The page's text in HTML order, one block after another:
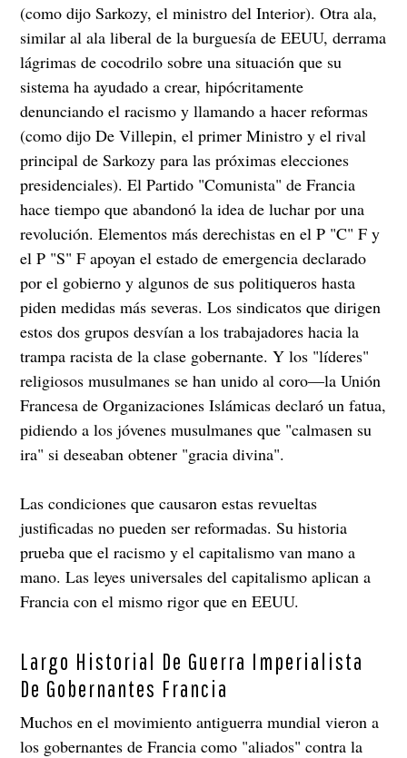
(como dijo Sarkozy, el ministro del Interior). Otra ala,
similar al ala liberal de la burguesía de EEUU, derrama
lágrimas de cocodrilo sobre una situación que su
sistema ha ayudado a crear, hipócritamente
denunciando el racismo y llamando a hacer reformas
(como dijo De Villepin, el primer Ministro y el rival
principal de Sarkozy para las próximas elecciones
presidenciales). El Partido "Comunista" de Francia
hace tiempo que abandonó la idea de luchar por una
revolución. Elementos más derechistas en el P "C" F y
el P "S" F apoyan el estado de emergencia declarado
por el gobierno y algunos de sus politiqueros hasta
piden medidas más severas. Los sindicatos que dirigen
estos dos grupos desvían a los trabajadores hacia la
trampa racista de la clase gobernante. Y los "líderes"
religiosos musulmanes se han unido al coro—la Unión
Francesa de Organizaciones Islámicas declaró un fatua,
pidiendo a los jóvenes musulmanes que "calmasen su
ira" si deseaban obtener "gracia divina".
Las condiciones que causaron estas revueltas
justificadas no pueden ser reformadas. Su historia
prueba que el racismo y el capitalismo van mano a
mano. Las leyes universales del capitalismo aplican a
Francia con el mismo rigor que en EEUU.
Largo Historial De Guerra Imperialista
De Gobernantes Francia
Muchos en el movimiento antiguerra mundial vieron a
los gobernantes de Francia como "aliados" contra la